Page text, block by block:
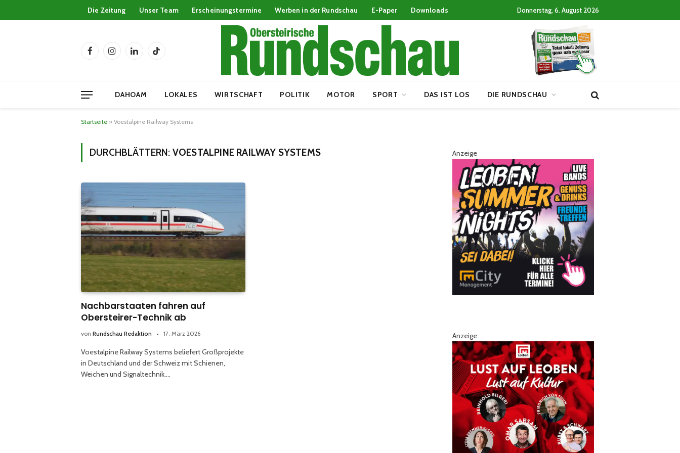
Die Zeitung Unser Team Erscheinungstermine Werben in der Rundschau E-Paper Downloads Donnerstag, 6. August 2026
FacebookInstagramLinkedInTikTok
DAHOAM LOKALES WIRTSCHAFT POLITIK MOTOR SPORT DAS IST LOS DIE RUNDSCHAU
Startseite » Voestalpine Railway Systems
DURCHBLÄTTERN: VOESTALPINE RAILWAY SYSTEMS
Nachbarstaaten fahren auf
Obersteirer-Technik ab
von Rundschau Redaktion 17. März 2026
Voestalpine Railway Systems beliefert Großprojekte
in Deutschland und der Schweiz mit Schienen,
Weichen und Signaltechnik.…
Anzeige
Anzeige